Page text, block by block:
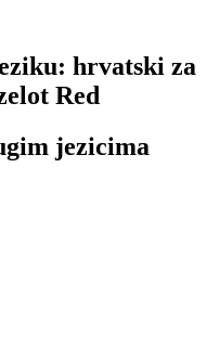
hrvatski za
Red
jezicima